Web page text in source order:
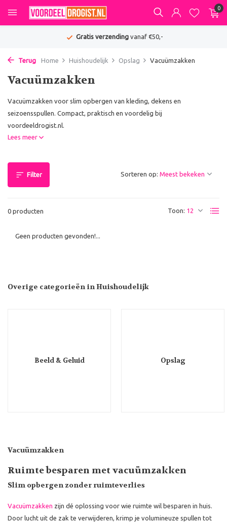
0
Gratis verzendingvanaf €50,-
Terug Home Huishoudelijk Opslag Vacuümzakken
Vacuümzakken
Vacuümzakken voor slim opbergen van kleding, dekens en
seizoensspullen. Compact, praktisch en voordelig bij
voordeeldrogist.nl.
Lees meer
Filter
0 producten Toon:
Sorteren op:
Geen producten gevonden!...
Overige categorieën in Huishoudelijk
Beeld & Geluid Opslag
Vacuümzakken
Ruimte besparen met vacuümzakken
Slim opbergen zonder ruimteverlies
Vacuümzakken zijn dé oplossing voor wie ruimte wil besparen in huis.
Door lucht uit de zak te verwijderen, krimp je volumineuze spullen tot